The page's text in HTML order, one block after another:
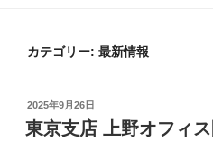
カテゴリー: 最新情報
投
稿
日:
2025年9月26日
東京支店 上野オフィス